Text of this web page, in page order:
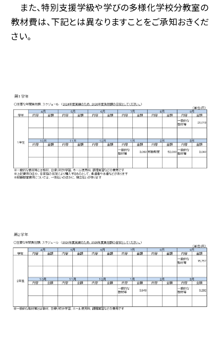
また、特別支援学級や学びの多様化学校分教室の
教材費は、下記とは異なりますことをご承知おきくだ
さい。